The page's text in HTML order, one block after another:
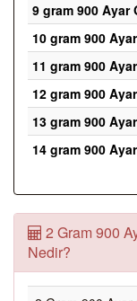
9 gram 900 Ayar
10 gram 900
11 gram 900
12 gram 900
13 gram 900
14 gram 900
2 Gram 900
Nedir?